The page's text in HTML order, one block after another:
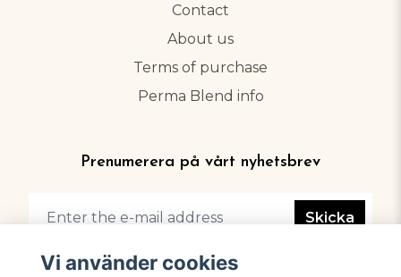
Contact
About us
Terms of purchase
Perma Blend info
Prenumerera på vårt nyhetsbrev
Skicka
Vi använder cookies